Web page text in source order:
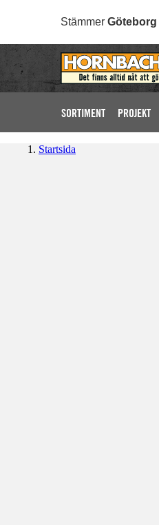
Stämmer Göteborg
SORTIMENT PROJEKT
Startsida